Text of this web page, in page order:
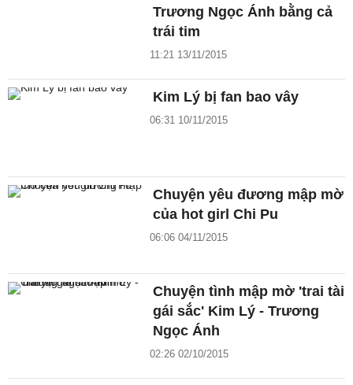
Trương Ngọc Ánh bằng cả
trái tim
11:21 13/11/2015
Kim Lý bị fan bao vây
06:31 10/11/2015
Chuyện yêu đương mập mờ
của hot girl Chi Pu
06:06 04/11/2015
Chuyện tình mập mờ 'trai tài
gái sắc' Kim Lý - Trương
Ngọc Ánh
02:26 02/10/2015